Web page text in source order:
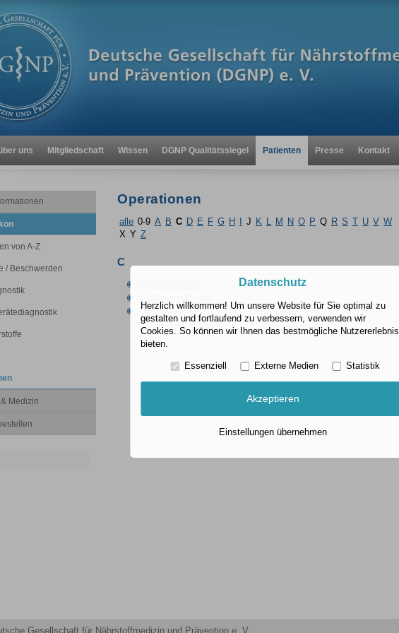
uns Mitgliedschaft Wissen DGNP Qualitätssiegel Patienten Presse Kontakt
von A-Z
/ Beschwerden
Medizin
Operationen
alle 0-9 A B C D E F G H J K L M N O P Q R S T U V W
X Y Z
C
Conchotomie
Gesellschaft für Nährstoffmedizin und Prävention e. V.
Datenschutz
Herzlich willkommen! Um unsere Website für Sie optimal zu
gestalten und fortlaufend zu verbessern, verwenden wir
Cookies. So können wir Ihnen das bestmögliche Nutzererlebnis
bieten.
Essenziell Externe Medien Statistik
Akzeptieren
Einstellungen übernehmen